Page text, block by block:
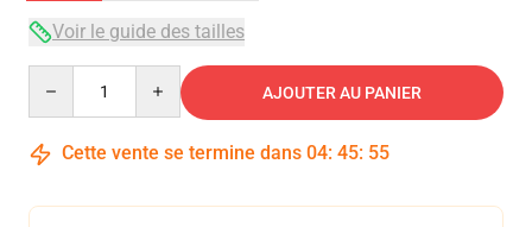
Voir le guide des tailles
AJOUTER AU PANIER
Cette vente se termine dans 04: 45: 54